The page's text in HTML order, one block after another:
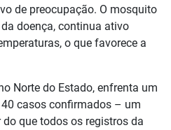
de preocupação. O mosquito
doença, continua ativo
o que favorece a
Norte do Estado, enfrenta um
casos confirmados – um
que todos os registros da